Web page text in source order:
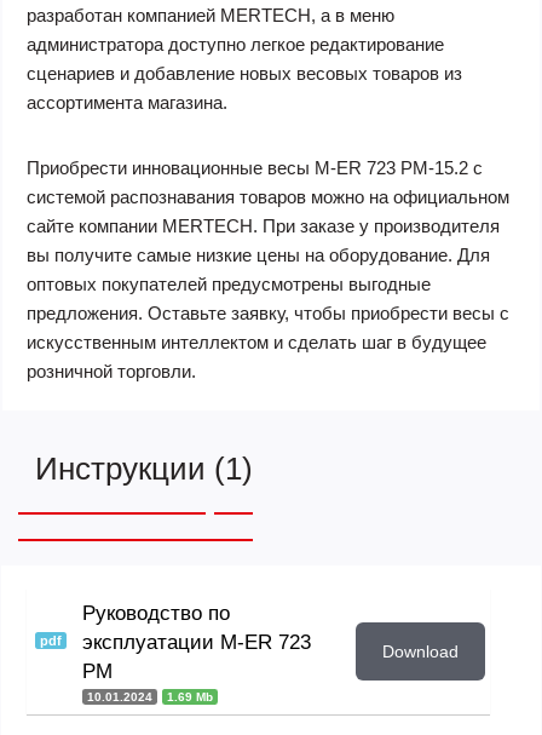
разработан компанией MERTECH, а в меню
администратора доступно легкое редактирование
сценариев и добавление новых весовых товаров из
ассортимента магазина.
Приобрести инновационные весы M-ER 723 PM-15.2 с
системой распознавания товаров можно на официальном
сайте компании MERTECH. При заказе у производителя
вы получите самые низкие цены на оборудование. Для
оптовых покупателей предусмотрены выгодные
предложения. Оставьте заявку, чтобы приобрести весы с
искусственным интеллектом и сделать шаг в будущее
розничной торговли.
Инструкции (1)
pdf
Руководство по
эксплуатации M-ER 723
PM
10.01.2024 1.69 Mb